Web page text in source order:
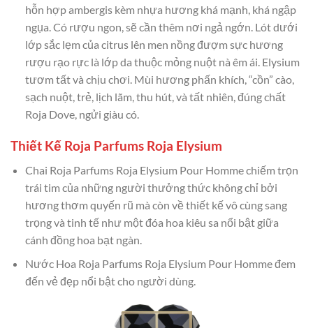
hỗn hợp ambergis kèm nhựa hương khá mạnh, khá ngập
ngụa. Có rượu ngon, sẽ cần thêm nơi ngả ngớn. Lót dưới
lớp sắc lẹm của citrus lên men nồng đượm sực hương
rượu rạo rực là lớp da thuộc mỏng nuột nà êm ái. Elysium
tươm tất và chịu chơi. Mùi hương phấn khích, “cồn” cào,
sạch nuột, trẻ, lịch lãm, thu hút, và tất nhiên, đúng chất
Roja Dove, ngửi giàu có.
Thiết Kế Roja Parfums Roja Elysium
Chai Roja Parfums Roja Elysium Pour Homme chiếm trọn
trái tim của những người thưởng thức không chỉ bởi
hương thơm quyến rũ mà còn về thiết kế vô cùng sang
trọng và tinh tế như một đóa hoa kiêu sa nổi bật giữa
cánh đồng hoa bạt ngàn.
Nước Hoa Roja Parfums Roja Elysium Pour Homme đem
đến vẻ đẹp nổi bật cho người dùng.